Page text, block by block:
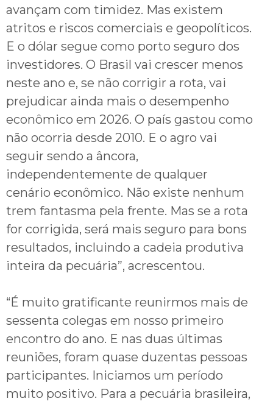
avançam com timidez. Mas existem
atritos e riscos comerciais e geopolíticos.
E o dólar segue como porto seguro dos
investidores. O Brasil vai crescer menos
neste ano e, se não corrigir a rota, vai
prejudicar ainda mais o desempenho
econômico em 2026. O país gastou como
não ocorria desde 2010. E o agro vai
seguir sendo a âncora,
independentemente de qualquer
cenário econômico. Não existe nenhum
trem fantasma pela frente. Mas se a rota
for corrigida, será mais seguro para bons
resultados, incluindo a cadeia produtiva
inteira da pecuária”, acrescentou.
“É muito gratificante reunirmos mais de
sessenta colegas em nosso primeiro
encontro do ano. E nas duas últimas
reuniões, foram quase duzentas pessoas
participantes. Iniciamos um período
muito positivo. Para a pecuária brasileira,